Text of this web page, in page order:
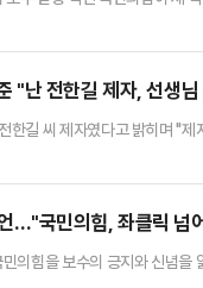
은 "좌파 독재 포퓰리즘 민주
"난 전한길 제자, 선생
한길 씨 제자였다고 밝히며 "
"며 비판했다.그는 "극우라는
…"국민의힘, 좌클릭 넘
의힘을 보수의 긍지와 신념